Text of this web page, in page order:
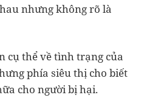
nhưng không rõ là
cụ thể về tình trạng của
ưng phía siêu thị cho biết
ữa cho người bị hại.